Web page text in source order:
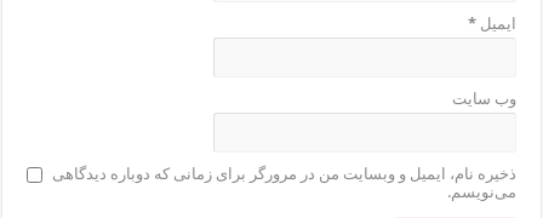
ایمیل*
وب‌ سایت
ذخیره نام، ایمیل و وبسایت من در مرورگر برای زمانی که دوباره دیدگاهی
می‌نویسم.